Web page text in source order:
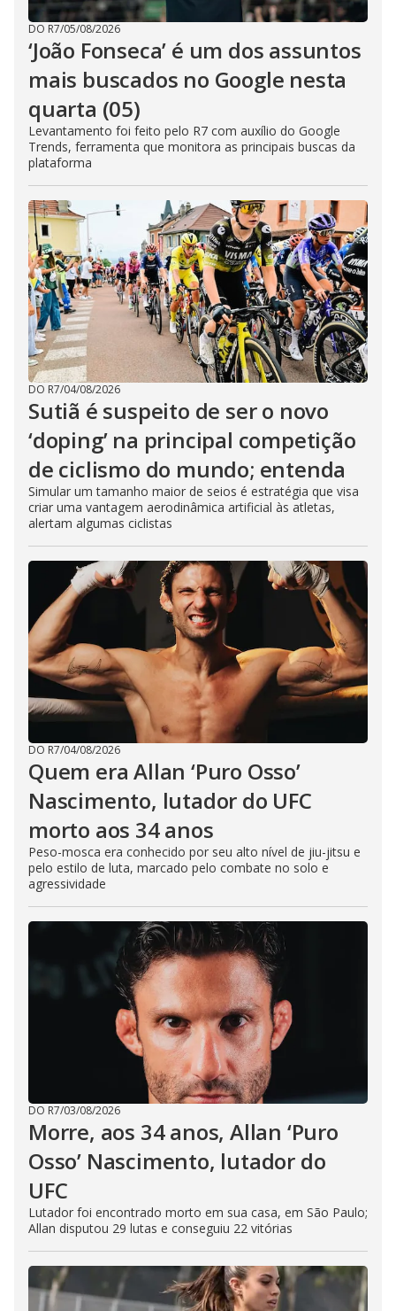
DO R7/05/08/2026
‘João Fonseca’ é um dos assuntos
mais buscados no Google nesta
quarta (05)
Levantamento foi feito pelo R7 com auxílio do Google
Trends, ferramenta que monitora as principais buscas da
plataforma
DO R7/04/08/2026
Sutiã é suspeito de ser o novo
‘doping’ na principal competição
de ciclismo do mundo; entenda
Simular um tamanho maior de seios é estratégia que visa
criar uma vantagem aerodinâmica artificial às atletas,
alertam algumas ciclistas
DO R7/04/08/2026
Quem era Allan ‘Puro Osso’
Nascimento, lutador do UFC
morto aos 34 anos
Peso-mosca era conhecido por seu alto nível de jiu-jitsu e
pelo estilo de luta, marcado pelo combate no solo e
agressividade
DO R7/03/08/2026
Morre, aos 34 anos, Allan ‘Puro
Osso’ Nascimento, lutador do
UFC
Lutador foi encontrado morto em sua casa, em São Paulo;
Allan disputou 29 lutas e conseguiu 22 vitórias